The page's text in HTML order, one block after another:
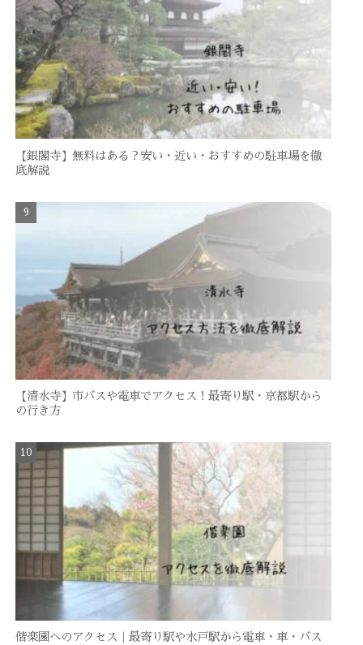
【銀閣寺】無料はある？安い・近い・おすすめの駐車場を徹
底解説
【清水寺】市バスや電車でアクセス！最寄り駅・京都駅から
の行き方
偕楽園へのアクセス｜最寄り駅や水戸駅から電車・車・バス